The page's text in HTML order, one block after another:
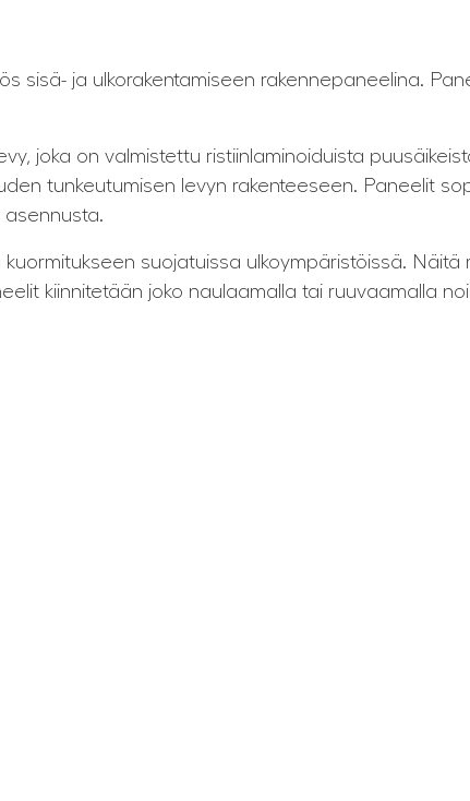
sisä- ja ulkorakentamiseen rakennepaneelina.
joka on valmistettu ristiinlaminoiduista
tunkeutumisen levyn rakenteeseen. Paneelit
asennusta.
suojatuissa ulkoympäristöissä. Näitä
kiinnitetään joko naulaamalla tai ruuvaamalla